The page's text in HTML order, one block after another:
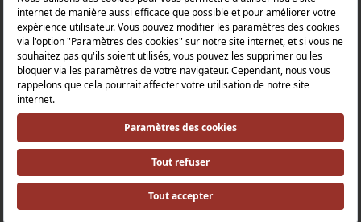
Politique de confidentialité et politique de protection des
Politique de qualité |
Politique de santé et de sécurité au travail |
Politique environnementale |
Politique énergétique |Relations avec les investisseurs |
Relations avec les investisseurs |